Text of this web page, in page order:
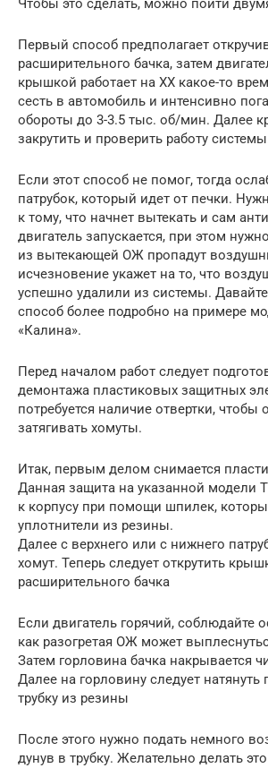
Чтобы это сделать, можно пойти
Первый способ предполагает
расширительного бачка, затем
крышкой работает на ХХ какое-то
сесть в автомобиль и интенсивно
обороты до 3-3.5 тыс. об/мин. Далее
закрутить и проверить работу
Если этот способ не помог, тогда
патрубок, который идет от печки.
к тому, что начнет вытекать и сам
двигатель запускается, при этом
из вытекающей ОЖ пропадут
исчезновение укажет на то, что
успешно удалили из системы.
способ более подробно на примере
«Калина».
Перед началом работ следует
демонтажа пластиковых защитных
потребуется наличие отвертки, чтобы
затягивать хомуты.
Итак, первым делом снимается
Данная защита на указанной модели
к корпусу при помощи шпилек,
уплотнители из резины.
Далее с верхнего или с нижнего
хомут. Теперь следует открутить
расширительного бачка
Если двигатель горячий, соблюдайте
как разогретая ОЖ может
Затем горловина бачка накрывается
Далее на горловину следует
трубку из резины
После этого нужно подать немного
дунув в трубку. Желательно делать